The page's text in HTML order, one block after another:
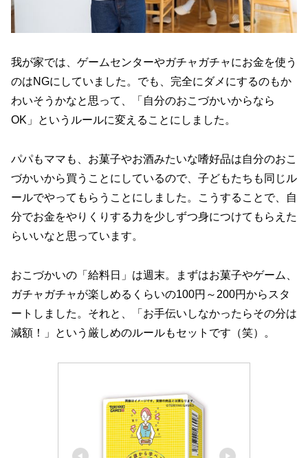
我が家では、ゲームセンターやガチャガチャにお金を使う
のはNGにしていました。でも、完全にダメにするのもか
わいそうかなと思って、「自分のおこづかいからなら
OK」というルールに変えることにしました。
パパもママも、お菓子やお酒みたいな嗜好品は自分のおこ
づかいから買うことにしているので、子どもたちも同じル
ールでやってもらうことにしました。こうすることで、自
分でお金をやりくりする力を少しずつ身につけてもらえた
らいいなと思っています。
おこづかいの「給料日」は週末。まずはお菓子やゲーム、
ガチャガチャが楽しめるくらいの100円～200円からスタ
ートしました。それと、「お手伝いしなかったらその分は
減額！」という厳しめのルールもセットです（笑）。